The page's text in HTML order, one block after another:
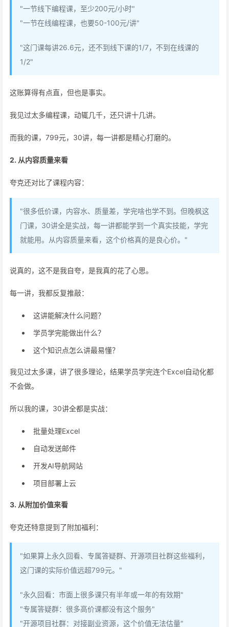
"一节线下编程课，至少200元/小时"
"一节在线编程课，也要50-100元/讲"
"这门课每讲26.6元，还不到线下课的1/7，不到在线课的
1/2"
这账算得有点直，但也是事实。
我见过太多编程课，动辄几千，还只讲十几讲。
而我的课，799元，30讲，每一讲都是精心打磨的。
2. 从内容质量来看
夸克还对比了课程内容：
"很多低价课，内容水、质量差，学完啥也学不到。但晚枫这
门课，30讲全是实战，每一讲都能学到一个真实技能，学完
就能用。从内容质量来看，这个价格真的是良心价。"
说真的，这不是我自夸，是我真的花了心思。
每一讲，我都反复推敲：
这讲能解决什么问题？
学员学完能做出什么？
这个知识点怎么讲最易懂？
我见过太多课，讲了很多理论，结果学员学完连个Excel自动化都
不会做。
所以我的课，30讲全都是实战：
批量处理Excel
自动发送邮件
开发AI导航网站
项目部署上云
3. 从附加价值来看
夸克还特意提到了附加福利：
"如果算上永久回看、专属答疑群、开源项目社群这些福利，
这门课的实际价值远超799元。"
"永久回看：市面上很多课只有半年或一年的有效期"
"专属答疑群：很多高价课都没有这个服务"
"开源项目社群：对接副业资源，这个价值无法估量"